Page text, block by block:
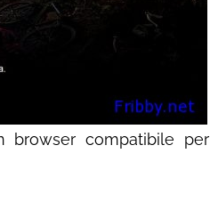
browser compatibile per